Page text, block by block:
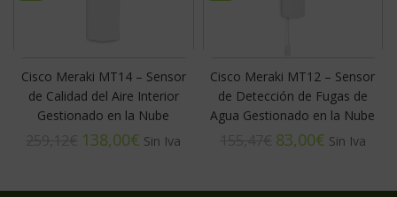
Cisco Meraki MT14 – Sensor
de Calidad del Aire Interior
Gestionado en la Nube
138,00€
Cisco Meraki MT12 – Sensor
de Detección de Fugas de
Agua Gestionado en la Nube
83,00€